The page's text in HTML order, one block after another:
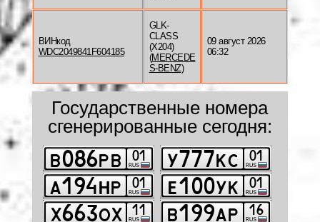
ВИНкод
WDC2049841F604185
GLK-
CLASS
(X204)
(MERCEDE
S-BENZ)
09 август 2026
06:32
Государственные номера
сгенерированные сегодня: